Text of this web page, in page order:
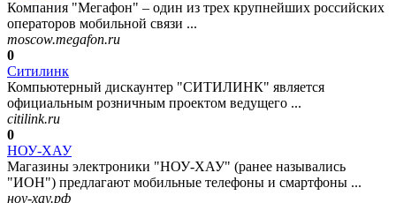
Компания "Мегафон" – один из трех крупнейших российских
операторов мобильной связи ...
moscow.megafon.ru
0
Ситилинк
Компьютерный дискаунтер "СИТИЛИНК" является
официальным розничным проектом ведущего ...
citilink.ru
0
НОУ-ХАУ
Магазины электроники "НОУ-ХАУ" (ранее назывались
"ИОН") предлагают мобильные телефоны и смартфоны ...
ноу-хау.рф